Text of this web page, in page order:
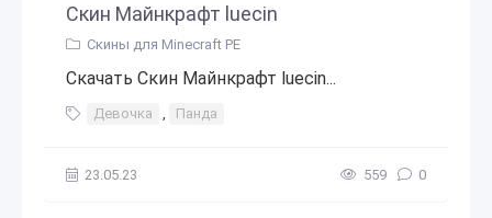
Скин Майнкрафт luecin
Скины для Minecraft PE
Скачать Скин Майнкрафт luecin...
Девочка , Панда
23.05.23 559 0